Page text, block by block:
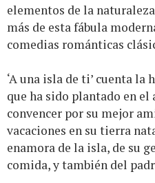
elementos de la
más de esta fábula
comedias románticas
‘A una isla de ti’ cuenta
que ha sido plantado en el
convencer por su mejor
vacaciones en su tierra
enamora de la isla, de su
comida, y también del